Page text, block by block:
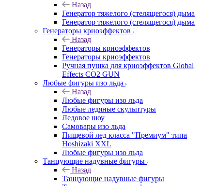
Назад
Генератор тяжелого (стелящегося) дыма
Генератор тяжелого (стелящегося) дыма
Генераторы криоэффектов
Назад
Генераторы криоэффектов
Генераторы криоэффектов
Ручная пушка для криоэффектов Global
Effects CO2 GUN
Любые фигуры изо льда
Назад
Любые фигуры изо льда
Любые ледяные скульптуры
Ледовое шоу
Самовары изо льда
Пищевой лед класса "Премиум" типа
Hoshizaki XXL
Любые фигуры изо льда
Танцующие надувные фигуры
Назад
Танцующие надувные фигуры